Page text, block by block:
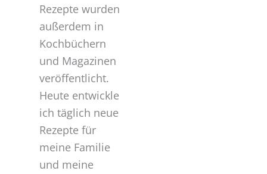
Rezepte wurden
außerdem in
Kochbüchern
und Magazinen
veröffentlicht.
Heute entwickle
ich täglich neue
Rezepte für
meine Familie
und meine